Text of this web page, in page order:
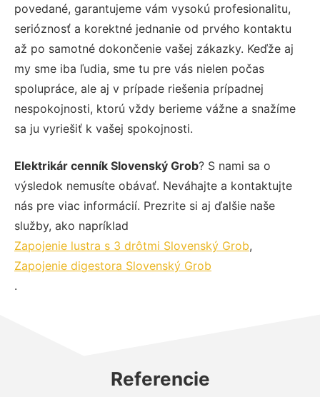
povedané, garantujeme vám vysokú profesionalitu,
serióznosť a korektné jednanie od prvého kontaktu
až po samotné dokončenie vašej zákazky. Keďže aj
my sme iba ľudia, sme tu pre vás nielen počas
spolupráce, ale aj v prípade riešenia prípadnej
nespokojnosti, ktorú vždy berieme vážne a snažíme
sa ju vyriešiť k vašej spokojnosti.
Elektrikár cenník Slovenský Grob? S nami sa o
výsledok nemusíte obávať. Neváhajte a kontaktujte
nás pre viac informácií. Prezrite si aj ďalšie naše
služby, ako napríklad
Zapojenie lustra s 3 drôtmi Slovenský Grob,
Zapojenie digestora Slovenský Grob
.
Referencie